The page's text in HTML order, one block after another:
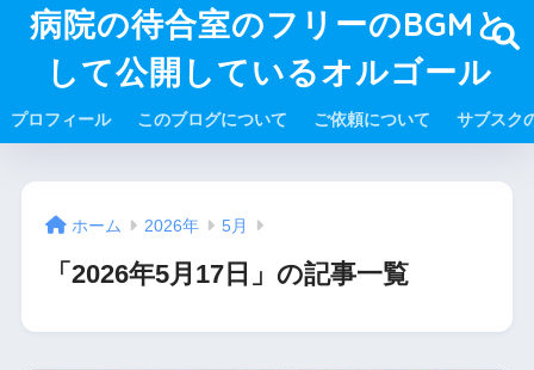
病院の待合室のフリーのBGMと
して公開しているオルゴール
プロフィール このブログについて ご依頼について サブスク
ホーム 2026年 5月
「2026年5月17日」の記事一覧